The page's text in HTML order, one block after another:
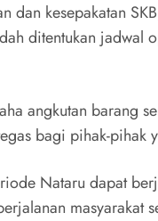
dan kesepakatan
ditentukan
angkutan barang
bagi pihak-
Nataru dapat
masyarakat